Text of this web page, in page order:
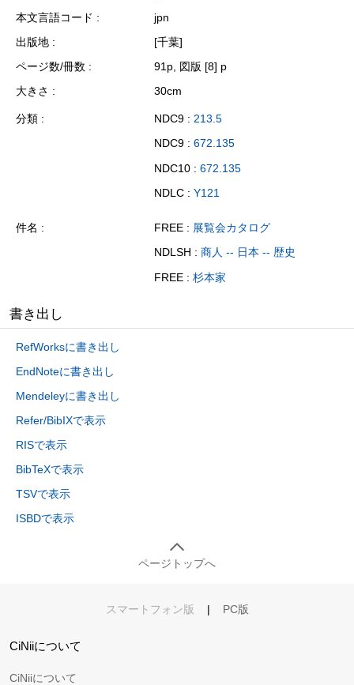
本文言語コード
jpn
出版地
[千葉]
ページ数/冊数
91p, 図版 [8] p
大きさ
30cm
分類 NDC9 : 213.5
NDC9 : 672.135
NDC10 : 672.135
NDLC : Y121
件名 FREE : 展覧会カタログ
NDLSH : 商人 -- 日本 -- 歴史
FREE : 杉本家
書き出し
RefWorksに書き出し
EndNoteに書き出し
Mendeleyに書き出し
Refer/BibIXで表示
RISで表示
BibTeXで表示
TSVで表示
ISBDで表示
ページトップへ
スマートフォン版 | PC版
CiNiiについて
CiNiiについて